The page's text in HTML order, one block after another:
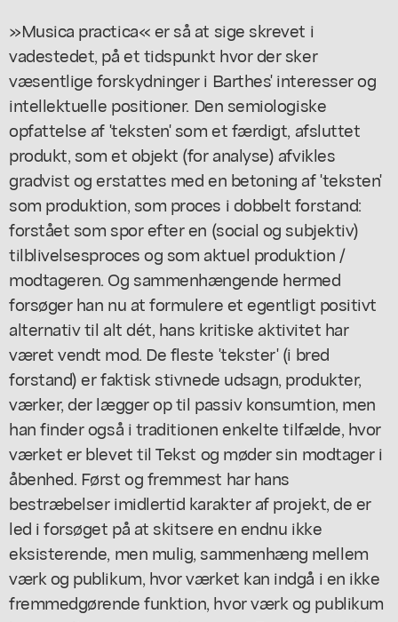
»Musica practica« er så at sige skrevet i
vadestedet, på et tidspunkt hvor der sker
væsentlige forskydninger i Barthes' interesser og
intellektuelle positioner. Den semiologiske
opfattelse af 'teksten' som et færdigt, afsluttet
produkt, som et objekt (for analyse) afvikles
gradvist og erstattes med en betoning af 'teksten'
som produktion, som proces i dobbelt forstand:
forstået som spor efter en (social og subjektiv)
tilblivelsesproces og som aktuel produktion /
modtageren. Og sammenhængende hermed
forsøger han nu at formulere et egentligt positivt
alternativ til alt dét, hans kritiske aktivitet har
været vendt mod. De fleste 'tekster' (i bred
forstand) er faktisk stivnede udsagn, produkter,
værker, der lægger op til passiv konsumtion, men
han finder også i traditionen enkelte tilfælde, hvor
værket er blevet til Tekst og møder sin modtager i
åbenhed. Først og fremmest har hans
bestræbelser imidlertid karakter af projekt, de er
led i forsøget på at skitsere en endnu ikke
eksisterende, men mulig, sammenhæng mellem
værk og publikum, hvor værket kan indgå i en ikke
fremmedgørende funktion, hvor værk og publikum